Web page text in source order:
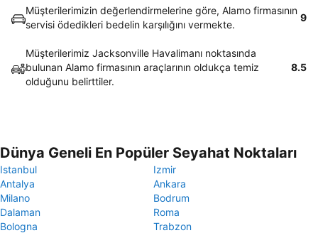
Müşterilerimizin değerlendirmelerine göre, Alamo firmasının
servisi ödedikleri bedelin karşılığını vermekte.
9
Müşterilerimiz Jacksonville Havalimanı noktasında
bulunan Alamo firmasının araçlarının oldukça temiz
olduğunu belirttiler.
8.5
Dünya Geneli En Popüler Seyahat Noktaları
Istanbul
Izmir
Antalya
Ankara
Milano
Bodrum
Dalaman
Roma
Bologna
Trabzon